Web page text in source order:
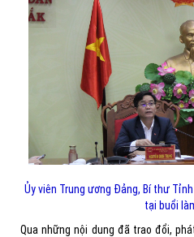
Ủy viên Trung ương Đảng, Bí thư
tại buổi
Qua những nội dung đã trao đổi,